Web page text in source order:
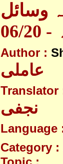
وسائل
20
Author :
عاملی
Translator
نجفی
Language
Category :